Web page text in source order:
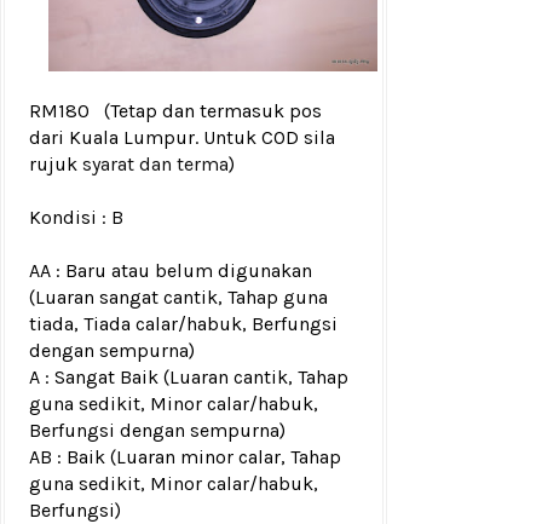
RM180
(Tetap dan termasuk pos
dari Kuala Lumpur. Untuk COD sila
rujuk syarat dan terma)
Kondisi : B
AA : Baru atau belum digunakan
(Luaran sangat cantik, Tahap guna
tiada, Tiada calar/habuk, Berfungsi
dengan sempurna)
A : Sangat Baik (Luaran cantik, Tahap
guna sedikit, Minor calar/habuk,
Berfungsi dengan sempurna)
AB : Baik (Luaran minor calar, Tahap
guna sedikit, Minor calar/habuk,
Berfungsi)